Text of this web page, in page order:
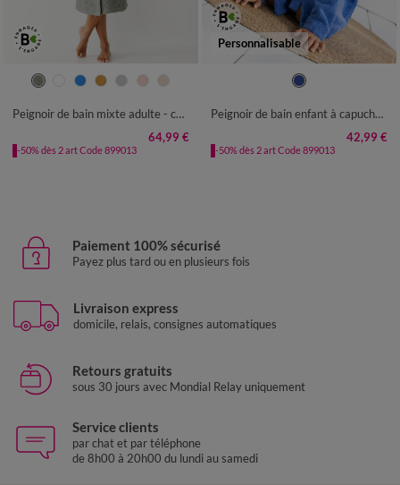
34/36 38/40 42/44 46/48
Peignoir de bain mixte adulte - coton nid d'abeille 230 g/m²
64,99 €
-50% dès 2 art Code 899013
Personnalisable
6/8 ANS
Peignoir de bain enfant à capuche requin personnalisable - 340g/m²
42,99 €
-50% dès 2 art Code 899013
Paiement 100% sécurisé
Payez plus tard ou en plusieurs fois
Livraison express
domicile, relais, consignes automatiques
Retours gratuits
sous 30 jours avec Mondial Relay uniquement
Service clients
par chat et par téléphone
de 8h00 à 20h00 du lundi au samedi